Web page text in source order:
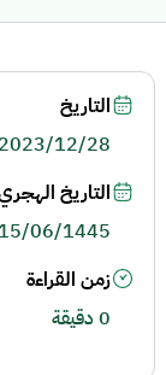
التاريخ
2023/12/28
التاريخ
15/06/1445
زمن القراءة
0 دقيقة